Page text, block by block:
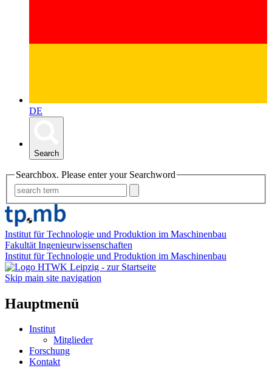
DE
Search
Searchbox. Please enter your Searchword
Institut für Technologie und Produktion im Maschinenbau
Fakultät Ingenieurwissenschaften
Institut für Technologie und Produktion im Maschinenbau
Skip main site navigation
Hauptmenü
Institut
Mitglieder
Forschung
Kontakt